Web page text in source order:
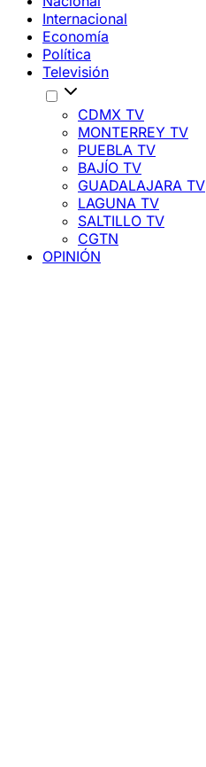
Internacional
Economía
Política
Televisión
CDMX TV
MONTERREY TV
PUEBLA TV
BAJÍO TV
GUADALAJARA TV
LAGUNA TV
SALTILLO TV
CGTN
OPINIÓN